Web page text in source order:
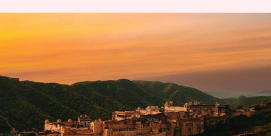
राजस्थान के कुम्भलगढ़ जाएं तो इन 5
जगहों का जरूर करें रुख, मिलेगा
यादगार अनुभव
लेखन अंजली Dec 16, 2024 01:10 pm
क्या है खबर?